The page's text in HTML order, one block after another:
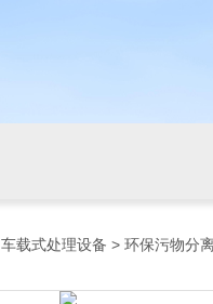
车载式处理设备 > 环保污物分